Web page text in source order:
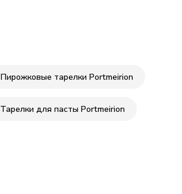
Пирожковые тарелки Portmeirion
Тарелки для пасты Portmeirion